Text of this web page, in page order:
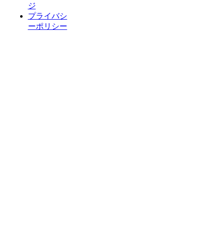
ジ
プライバシ
ーポリシー